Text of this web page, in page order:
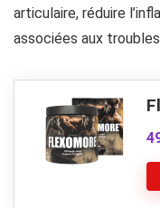
articulaire, réduire
associées aux